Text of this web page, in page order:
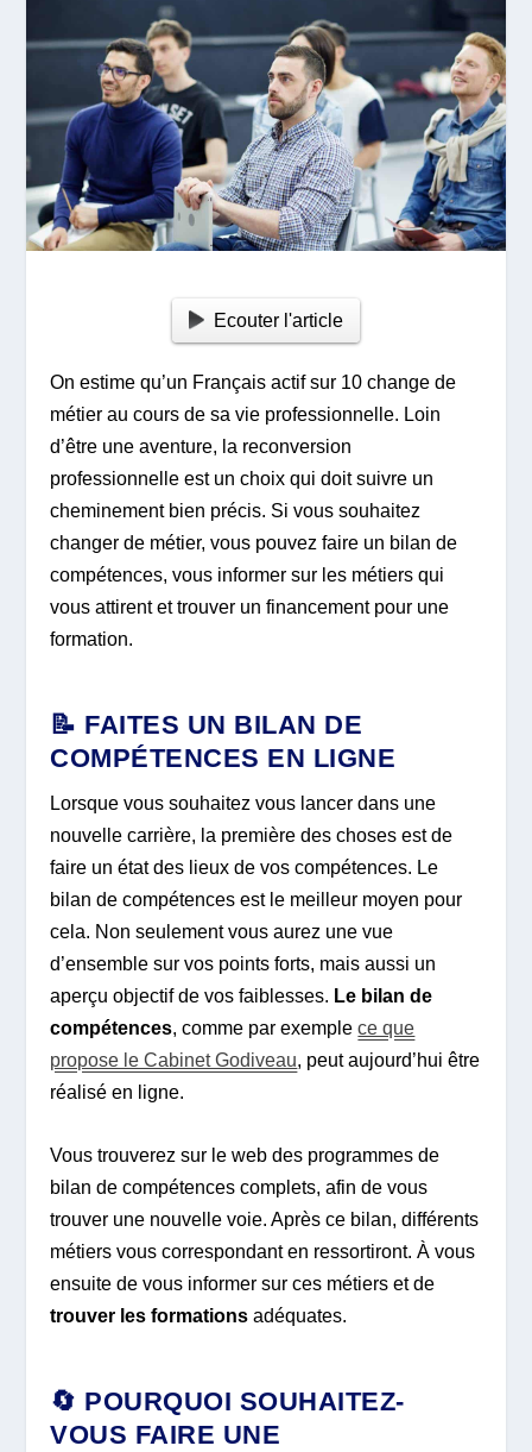
Ecouter l'article
On estime qu’un Français actif sur 10 change de
métier au cours de sa vie professionnelle. Loin
d’être une aventure, la reconversion
professionnelle est un choix qui doit suivre un
cheminement bien précis. Si vous souhaitez
changer de métier, vous pouvez faire un bilan de
compétences, vous informer sur les métiers qui
vous attirent et trouver un financement pour une
formation.
📝 FAITES UN BILAN DE
COMPÉTENCES EN LIGNE
Lorsque vous souhaitez vous lancer dans une
nouvelle carrière, la première des choses est de
faire un état des lieux de vos compétences. Le
bilan de compétences est le meilleur moyen pour
cela. Non seulement vous aurez une vue
d’ensemble sur vos points forts, mais aussi un
aperçu objectif de vos faiblesses. Le bilan de
compétences, comme par exemplece que
propose le Cabinet Godiveau, peut aujourd’hui être
réalisé en ligne.
Vous trouverez sur le web des programmes de
bilan de compétences complets, afin de vous
trouver une nouvelle voie. Après ce bilan, différents
métiers vous correspondant en ressortiront. À vous
ensuite de vous informer sur ces métiers et de
trouver les formations adéquates.
🔄 POURQUOI SOUHAITEZ-
VOUS FAIRE UNE